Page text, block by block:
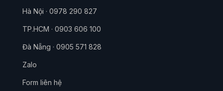
Hà Nội · 0978 290 827
TP.HCM · 0903 606 100
Đà Nẵng · 0905 571 828
Zalo
Form liên hệ